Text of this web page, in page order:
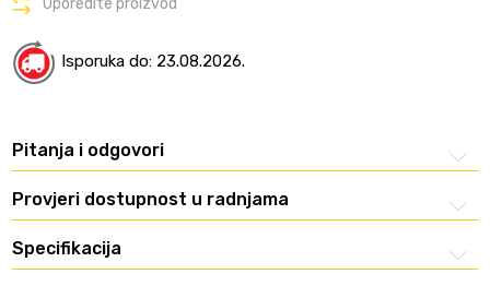
Uporedite proizvod
Isporuka do: 23.08.2026.
Pitanja i odgovori
Provjeri dostupnost u radnjama
Specifikacija